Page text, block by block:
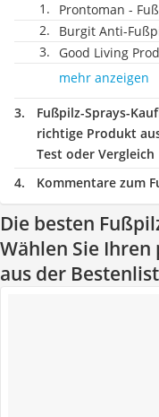
Prontoman -
Burgit Anti-
Good Living
mehr anzeigen
Fußpilz-Sprays-
richtige Produkt
Test oder Vergleich
Kommentare zum
Die besten
Wählen Sie
aus der